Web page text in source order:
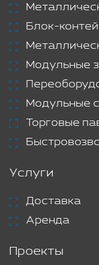
Блок-
Модульные
Модульные
Торговые
Услуги
Доставка
Аренда
Проекты